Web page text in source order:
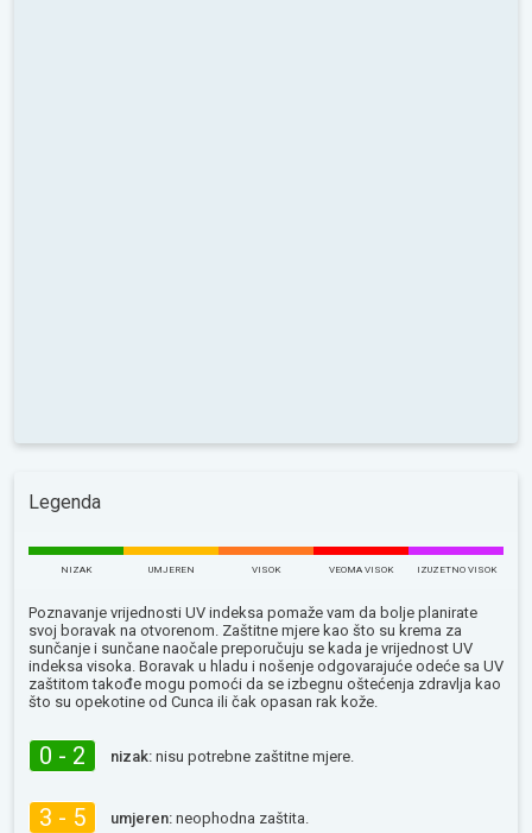
Legenda
NIZAK UMJEREN VISOK VEOMA VISOK IZUZETNO VISOK
Poznavanje vrijednosti UV indeksa pomaže vam da bolje planirate
svoj boravak na otvorenom. Zaštitne mjere kao što su krema za
sunčanje i sunčane naočale preporučuju se kada je vrijednost UV
indeksa visoka. Boravak u hladu i nošenje odgovarajuće odeće sa UV
zaštitom takođe mogu pomoći da se izbegnu oštećenja zdravlja kao
što su opekotine od Сunca ili čak opasan rak kože.
0 - 2 nizak: nisu potrebne zaštitne mjere.
3 - 5 umjeren: neophodna zaštita.